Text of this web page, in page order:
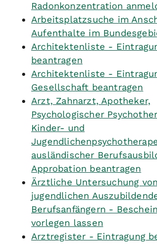
Radonkonzentration
Arbeitsplatzsuche im
Aufenthalte im
Architektenliste -
beantragen
Architektenliste -
Gesellschaft beantragen
Arzt, Zahnarzt, Apotheker,
Psychologischer
Kinder- und
ausländischer
Approbation beantragen
Ärztliche Untersuchung von
jugendlichen
Berufsanfängern -
vorlegen lassen
Arztregister - Eintragung